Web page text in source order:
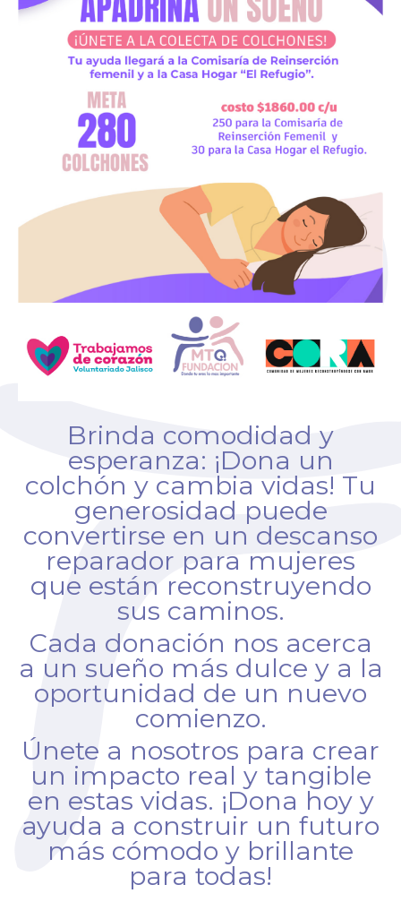
Brinda comodidad y
esperanza: ¡Dona un
colchón y cambia vidas! Tu
generosidad puede
convertirse en un descanso
reparador para mujeres
que están reconstruyendo
sus caminos.
Cada donación nos acerca
a un sueño más dulce y a la
oportunidad de un nuevo
comienzo.
Únete a nosotros para crear
un impacto real y tangible
en estas vidas. ¡Dona hoy y
ayuda a construir un futuro
más cómodo y brillante
para todas!